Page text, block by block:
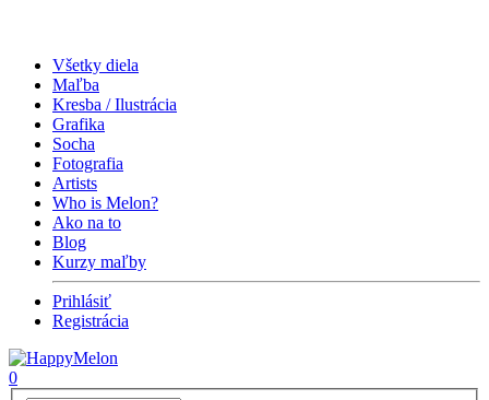
Všetky diela
Maľba
Kresba / Ilustrácia
Grafika
Socha
Fotografia
Artists
Who is Melon?
Ako na to
Blog
Kurzy maľby
Prihlásiť
Registrácia
0